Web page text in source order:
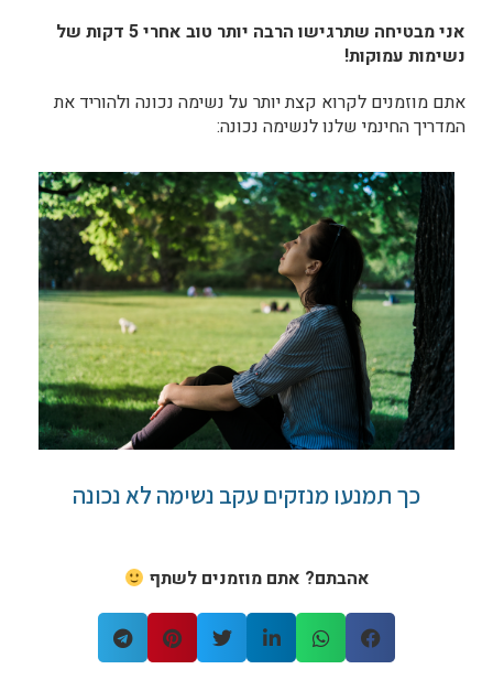
אני מבטיחה שתרגישו הרבה יותר טוב אחרי 5 דקות של
נשימות עמוקות!
אתם מוזמנים לקרוא קצת יותר על נשימה נכונה ולהוריד את
המדריך החינמי שלנו לנשימה נכונה:
כך תמנעו מנזקים עקב נשימה לא נכונה
אהבתם? אתם מוזמנים לשתף